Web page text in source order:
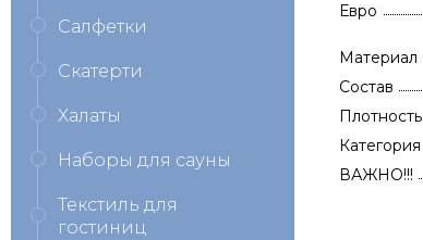
Евро
Материал
Состав
Плотность
Категория
ВАЖНО!!!
Салфетки
Скатерти
Халаты
Наборы для сауны
Текстиль для
гостиниц